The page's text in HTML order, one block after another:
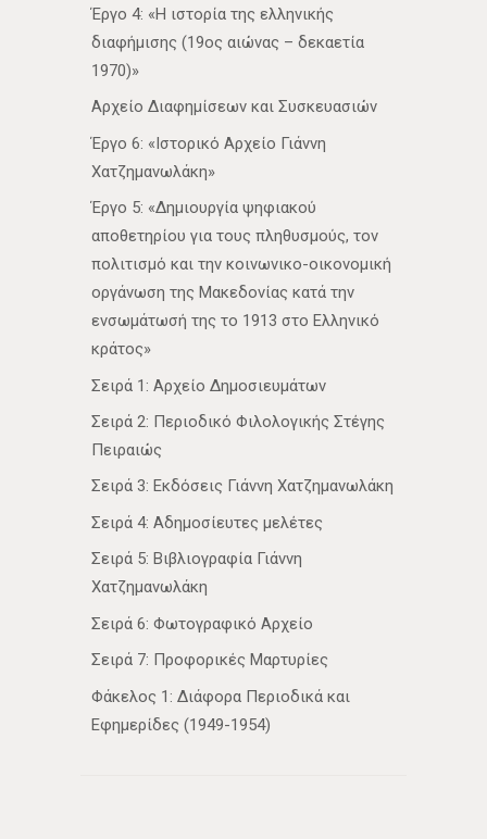
Έργο 4: «Η ιστορία της ελληνικής
διαφήμισης (19ος αιώνας – δεκαετία
1970)»
Αρχείο Διαφημίσεων και Συσκευασιών
Έργο 6: «Ιστορικό Αρχείο Γιάννη
Χατζημανωλάκη»
Έργο 5: «Δημιουργία ψηφιακού
αποθετηρίου για τους πληθυσμούς, τον
πολιτισμό και την κοινωνικο-οικονομική
οργάνωση της Μακεδονίας κατά την
ενσωμάτωσή της το 1913 στο Ελληνικό
κράτος»
Σειρά 1: Αρχείο Δημοσιευμάτων
Σειρά 2: Περιοδικό Φιλολογικής Στέγης
Πειραιώς
Σειρά 3: Εκδόσεις Γιάννη Χατζημανωλάκη
Σειρά 4: Αδημοσίευτες μελέτες
Σειρά 5: Βιβλιογραφία Γιάννη
Χατζημανωλάκη
Σειρά 6: Φωτογραφικό Αρχείο
Σειρά 7: Προφορικές Μαρτυρίες
Φάκελος 1: Διάφορα Περιοδικά και
Εφημερίδες (1949-1954)